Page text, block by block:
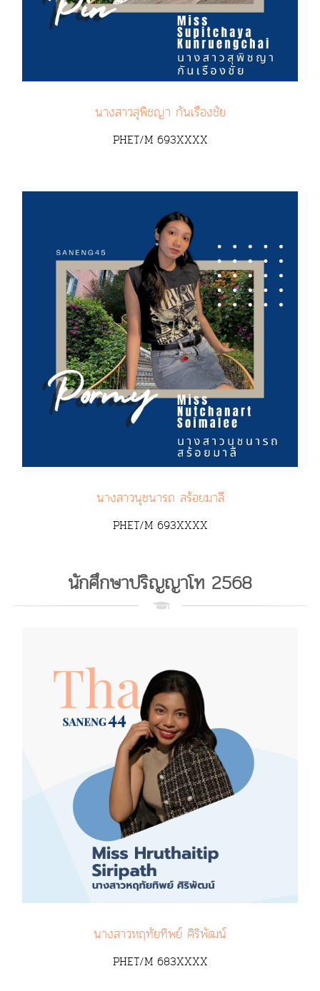
นางสาวสุพิชญา กันเรืองชัย
PHET/M 693XXXX
นางสาวนุชนารถ สร้อยมาลี
PHET/M 693XXXX
นักศึกษาปริญญาโท 2568
นางสาวหฤทัยทิพย์ ศิริพัฒน์
PHET/M 683XXXX